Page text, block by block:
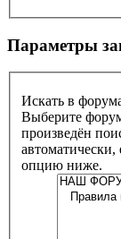
Параметры
Искать в
Выберите
произведён
опцию ниже.